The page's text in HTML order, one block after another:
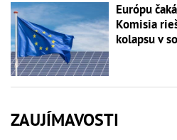
Európu
Komisia
kolapsu v
ZAUJÍMAVOSTI